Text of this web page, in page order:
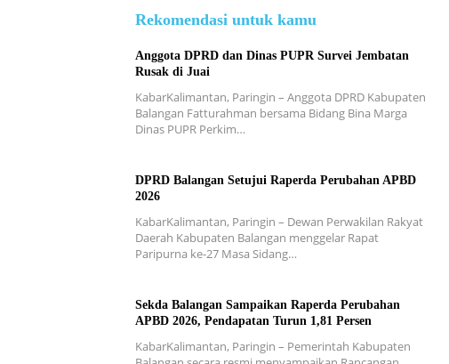
Rekomendasi untuk kamu
Anggota DPRD dan Dinas PUPR Survei Jembatan
Rusak di Juai
KabarKalimantan, Paringin – Anggota DPRD Kabupaten
Balangan Fatturahman bersama Bidang Bina Marga
Dinas PUPR Perkim…
DPRD Balangan Setujui Raperda Perubahan APBD
2026
KabarKalimantan, Paringin – Dewan Perwakilan Rakyat
Daerah Kabupaten Balangan menggelar Rapat
Paripurna ke-27 Masa Sidang…
Sekda Balangan Sampaikan Raperda Perubahan
APBD 2026, Pendapatan Turun 1,81 Persen
KabarKalimantan, Paringin – Pemerintah Kabupaten